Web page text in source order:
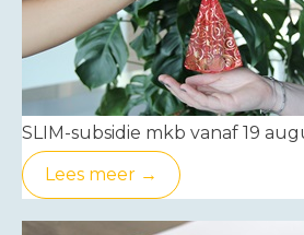
SLIM-subsidie mkb vanaf 19
Lees meer →